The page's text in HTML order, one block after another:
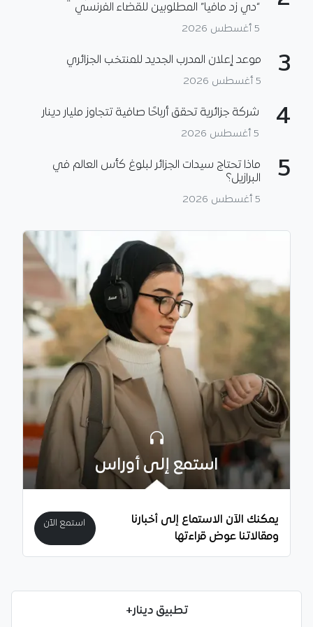
“دي زد مافيا” المطلوبين للقضاء الفرنسي
5 أغسطس 2026
3 موعد إعلان المدرب الجديد للمنتخب الجزائري
5 أغسطس 2026
4 شركة جزائرية تحقق أرباحًا صافية تتجاوز مليار دينار
5 أغسطس 2026
5
ماذا تحتاج سيدات الجزائر لبلوغ كأس العالم في
البرازيل؟
5 أغسطس 2026
استمع إلى أوراس
يمكنك الآن الاستماع إلى أخبارنا
ومقالاتنا عوض قراءتها
استمع الآن
تطبيق دينار+